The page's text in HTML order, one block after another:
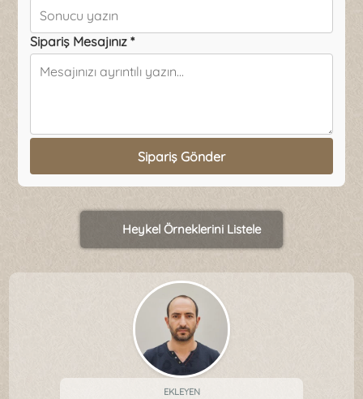
Sipariş Mesajınız *
Sipariş Gönder
Heykel Örneklerini Listele
EKLEYEN